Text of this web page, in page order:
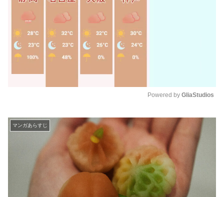
Powered by GliaStudios
マンガあらすじ